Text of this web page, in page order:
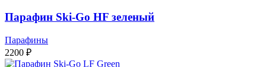
Парафин Ski-Go HF зеленый
Парафины
2200 ₽